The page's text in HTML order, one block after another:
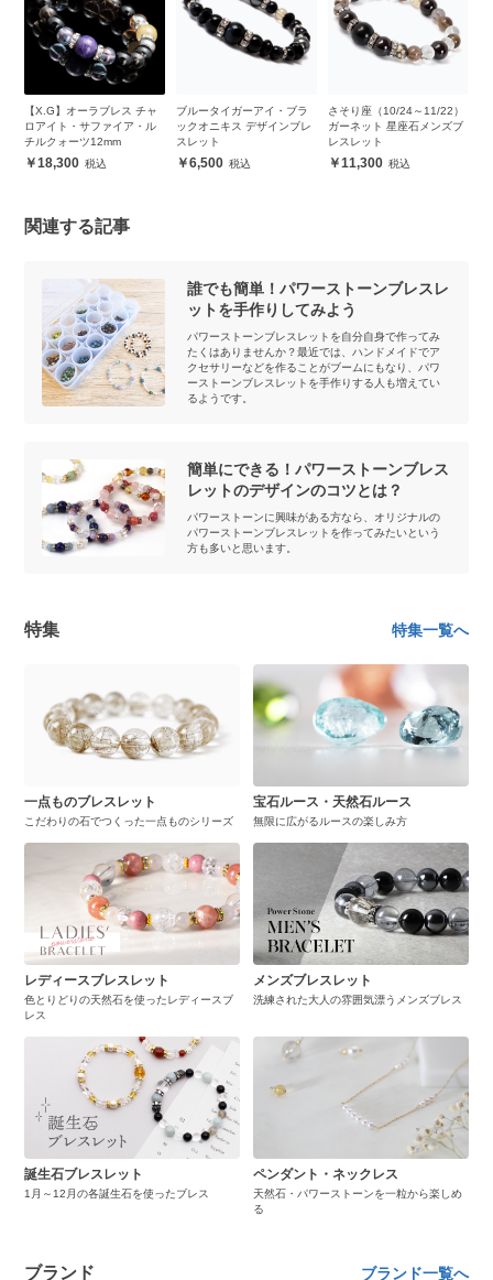
【X.G】オーラブレス チャ
ロアイト・サファイア・ル
チルクォーツ12mm
18,300
ブルータイガーアイ・ブラ
ックオニキス デザインブレ
スレット
6,500
さそり座（10/24～11/22）
ガーネット 星座石メンズブ
レスレット
11,300
関連する記事
誰でも簡単！パワーストーンブレスレ
ットを手作りしてみよう
パワーストーンブレスレットを自分自身で作ってみ
たくはありませんか？最近では、ハンドメイドでア
クセサリーなどを作ることがブームにもなり、パワ
ーストーンブレスレットを手作りする人も増えてい
るようです。
簡単にできる！パワーストーンブレス
レットのデザインのコツとは？
パワーストーンに興味がある方なら、オリジナルの
パワーストーンブレスレットを作ってみたいという
方も多いと思います。
特集 特集一覧へ
一点ものブレスレット
こだわりの石でつくった一点ものシリーズ
宝石ルース・天然石ルース
無限に広がるルースの楽しみ方
レディースブレスレット
色とりどりの天然石を使ったレディースブ
レス
メンズブレスレット
洗練された大人の雰囲気漂うメンズブレス
誕生石ブレスレット
1月～12月の各誕生石を使ったブレス
ペンダント・ネックレス
天然石・パワーストーンを一粒から楽しめ
る
ブランド ブランド一覧へ